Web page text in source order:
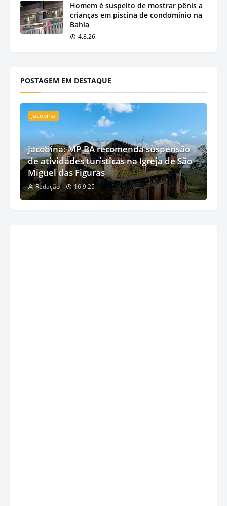
Homem é suspeito de mostrar pênis a
crianças em piscina de condomínio na
Bahia
4.8.26
POSTAGEM EM DESTAQUE
Jacobina
Jacobina: MP-BA recomenda suspensão
de atividades turísticas na Igreja de São
Miguel das Figuras
Redação 16.9.25